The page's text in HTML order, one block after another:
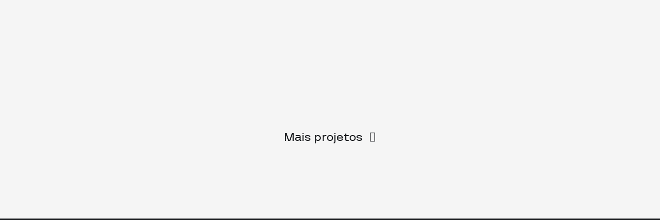
Mais projetos